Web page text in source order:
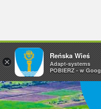
×
Reńska Wieś
Adapt-systems
POBIERZ - w